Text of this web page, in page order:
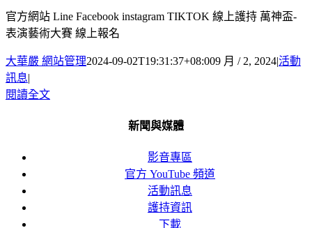
官方網站 Line Facebook instagram TIKTOK 線上護持 萬神盃-
表演藝術大賽 線上報名
大華嚴 網站管理2024-09-02T19:31:37+08:009 月 / 2, 2024|活動
訊息|
閱讀全文
新聞與媒體
影音專區
官方 YouTube 頻道
活動訊息
護持資訊
下載